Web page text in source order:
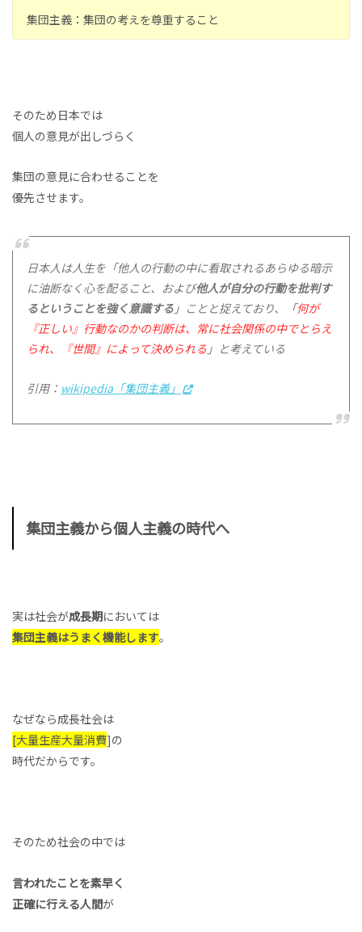
集団主義：集団の考えを尊重すること
そのため日本では
個人の意見が出しづらく
集団の意見に合わせることを
優先させます。
日本人は人生を「他人の行動の中に看取されるあらゆる暗示
に油断なく心を配ること、および他人が自分の行動を批判す
るということを強く意識する」ことと捉えており、「何が
『正しい』行動なのかの判断は、常に社会関係の中でとらえ
られ、『世間』によって決められる 」と考えている
引用： wikipedia「集団主義」
集団主義から個人主義の時代へ
実は社会が成長期においては
集団主義はうまく機能します。
なぜなら成長社会は
[大量生産大量消費]の
時代だからです。
そのため社会の中では
言われたことを素早く
正確に行える人間が